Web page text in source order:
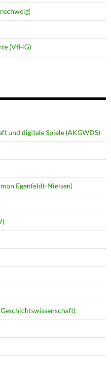
(VfHG)
und digitale Spiele (AKGWDS)
Egenfeldt-Nielsen)